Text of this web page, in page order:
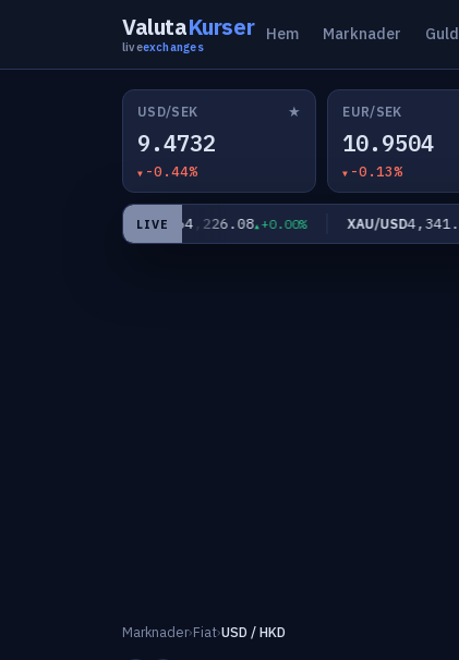
ValutaKurser
liveexchanges
Hem Marknader Guld
USD/SEK ★
9.4732
-0.44%
EUR/SEK
10.9504
-0.13%
LIVE
BTC/USD64,226.08 +0.00% XAU/USD4,341.03
Marknader›Fiat›USD / HKD